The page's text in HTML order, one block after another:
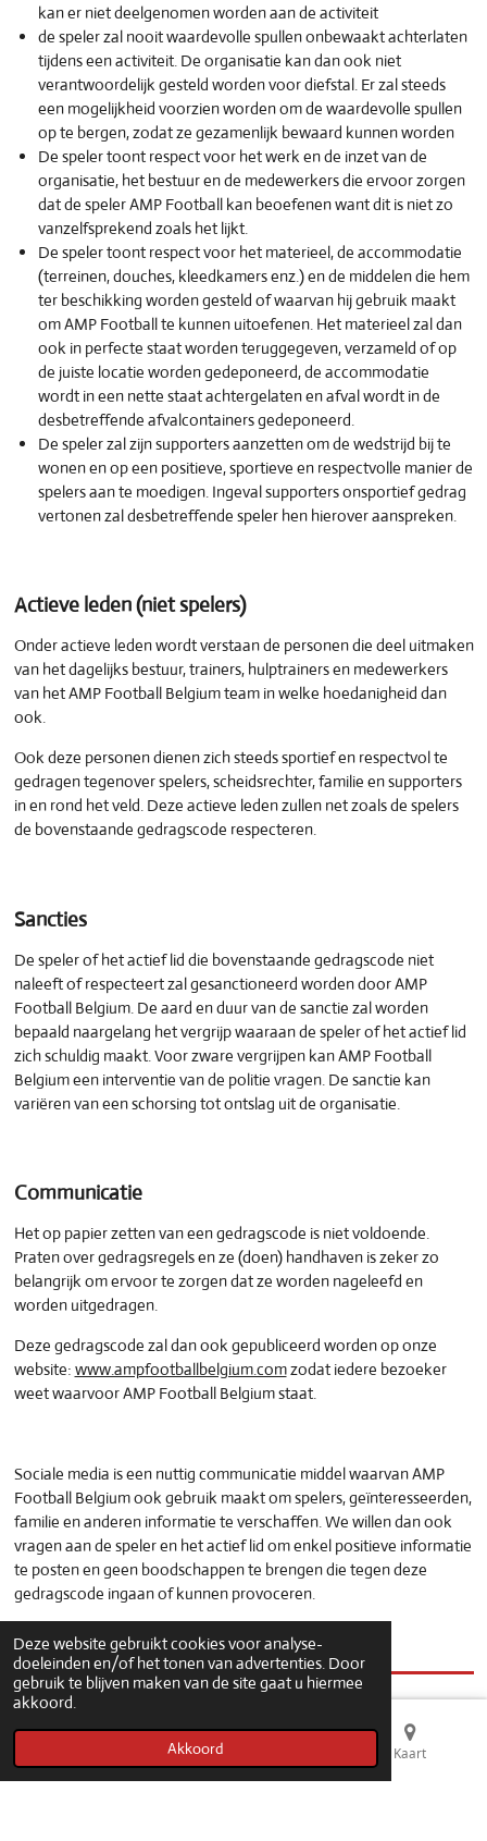
Deze website gebruikt cookies voor analyse-
doeleinden en/of het tonen van advertenties. Door
gebruik te blijven maken van de site gaat u hiermee
akkoord.
Akkoord
kan er niet deelgenomen worden aan de activiteit
de speler zal nooit waardevolle spullen onbewaakt achterlaten
tijdens een activiteit. De organisatie kan dan ook niet
verantwoordelijk gesteld worden voor diefstal. Er zal steeds
een mogelijkheid voorzien worden om de waardevolle spullen
op te bergen, zodat ze gezamenlijk bewaard kunnen worden
De speler toont respect voor het werk en de inzet van de
organisatie, het bestuur en de medewerkers die ervoor zorgen
dat de speler AMP Football kan beoefenen want dit is niet zo
vanzelfsprekend zoals het lijkt.
De speler toont respect voor het materieel, de accommodatie
(terreinen, douches, kleedkamers enz.) en de middelen die hem
ter beschikking worden gesteld of waarvan hij gebruik maakt
om AMP Football te kunnen uitoefenen. Het materieel zal dan
ook in perfecte staat worden teruggegeven, verzameld of op
de juiste locatie worden gedeponeerd, de accommodatie
wordt in een nette staat achtergelaten en afval wordt in de
desbetreffende afvalcontainers gedeponeerd.
De speler zal zijn supporters aanzetten om de wedstrijd bij te
wonen en op een positieve, sportieve en respectvolle manier de
spelers aan te moedigen. Ingeval supporters onsportief gedrag
vertonen zal desbetreffende speler hen hierover aanspreken.
Actieve leden (niet spelers)
Onder actieve leden wordt verstaan de personen die deel uitmaken
van het dagelijks bestuur, trainers, hulptrainers en medewerkers
van het AMP Football Belgium team in welke hoedanigheid dan
ook.
Ook deze personen dienen zich steeds sportief en respectvol te
gedragen tegenover spelers, scheidsrechter, familie en supporters
in en rond het veld. Deze actieve leden zullen net zoals de spelers
de bovenstaande gedragscode respecteren.
Sancties
De speler of het actief lid die bovenstaande gedragscode niet
naleeft of respecteert zal gesanctioneerd worden door AMP
Football Belgium. De aard en duur van de sanctie zal worden
bepaald naargelang het vergrijp waaraan de speler of het actief lid
zich schuldig maakt. Voor zware vergrijpen kan AMP Football
Belgium een interventie van de politie vragen. De sanctie kan
variëren van een schorsing tot ontslag uit de organisatie.
Communicatie
Het op papier zetten van een gedragscode is niet voldoende.
Praten over gedragsregels en ze (doen) handhaven is zeker zo
belangrijk om ervoor te zorgen dat ze worden nageleefd en
worden uitgedragen.
Deze gedragscode zal dan ook gepubliceerd worden op onze
website: www.ampfootballbelgium.comzodat iedere bezoeker
weet waarvoor AMP Football Belgium staat.
Sociale media is een nuttig communicatie middel waarvan AMP
Football Belgium ook gebruik maakt om spelers, geïnteresseerden,
familie en anderen informatie te verschaffen. We willen dan ook
vragen aan de speler en het actief lid om enkel positieve informatie
te posten en geen boodschappen te brengen die tegen deze
gedragscode ingaan of kunnen provoceren.
Voetbal is tof en moet tof blijven.
© 2021 - 2026 ampfootballbelgiumTelefoonnummer Kaart